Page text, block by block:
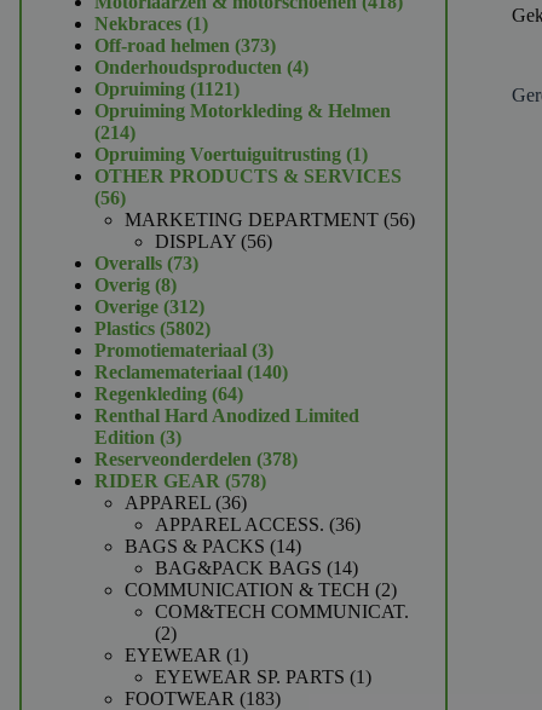
Nekbraces 11
product
Off-road helmen 373373
producten
Onderhoudsproducten 44
Opruiming 11211121
producten
Opruiming Motorkleding & Helmen
214214
producten
Opruiming Voertuiguitrusting 11
product
OTHER PRODUCTS & SERVICES
5656
producten
MARKETING DEPARTMENT 5656
DISPLAY 5656
Overalls 7373
Overig 88
producten
Overige 312312
producten
Plastics 58025802
producten
Promotiemateriaal 33
producten
Reclamemateriaal 140140
Regenkleding 6464
producten
Renthal Hard Anodized Limited
Edition 33
producten
Reserveonderdelen 378378
RIDER GEAR 578578
APPAREL 3636
producten
APPAREL ACCESS. 3636
BAGS & PACKS 1414
producten
BAG&PACK BAGS 1414
producten
COMMUNICATION & TECH 22
producten
COM&TECH COMMUNICAT.
22
producten
EYEWEAR 11
product
EYEWEAR SP. PARTS 11
FOOTWEAR 183183